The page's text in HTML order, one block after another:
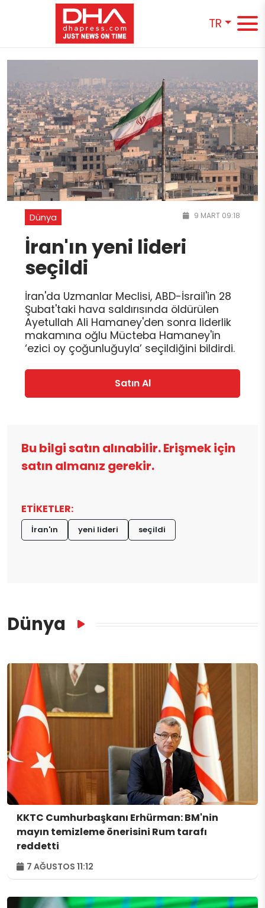
TR
Dünya 9 MART 09:18
İran'ın yeni lideri
seçildi
İran'da Uzmanlar Meclisi, ABD-İsrail'in 28
Şubat'taki hava saldırısında öldürülen
Ayetullah Ali Hamaney'den sonra liderlik
makamına oğlu Mücteba Hamaney'in
‘ezici oy çoğunluğuyla’ seçildiğini bildirdi.
Satın Al
Bu bilgi satın alınabilir. Erişmek için
satın almanız gerekir.
ETİKETLER:
İran'ın yeni lideri seçildi
Dünya
KKTC Cumhurbaşkanı Erhürman: BM'nin
mayın temizleme önerisini Rum tarafı
reddetti
7 AĞUSTOS 11:12